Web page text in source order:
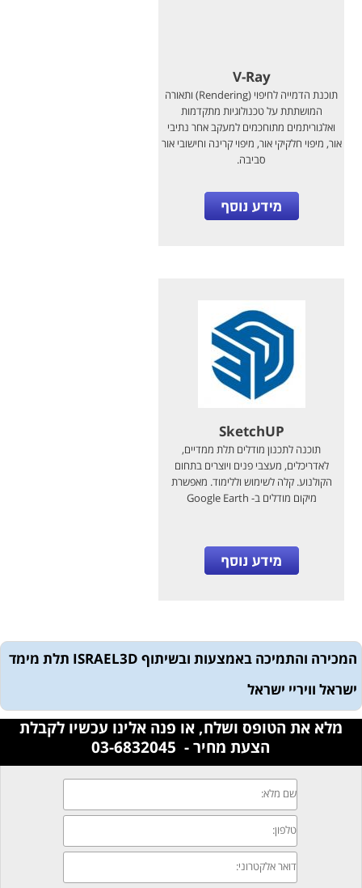
V-Ray
תוכנת הדמייה לחיפוי (Rendering) ותאורה
המושתתת על טכנולוגיות מתקדמות
ואלגוריתמים מתוחכמים למעקב אחר נתיבי
אור, מיפוי חלקיקי אור, מיפוי קרינה וחישובי אור
סביבה.
SketchUP
תוכנה לתכנון מודלים תלת ממדיים,
לאדריכלים, מעצבי פנים ויוצרים בתחום
הקולנוע. קלה לשימוש וללימוד. מאפשרת
מיקום מודלים ב- Google Earth
המכירה והתמיכה באמצעות ובשיתוף
ISRAEL3D תלת מימד
ישראל וויריי ישראל
מלא את הטופס ושלח, או פנה אלינו עכשיו לקבלת
הצעת מחיר - 03-6832045